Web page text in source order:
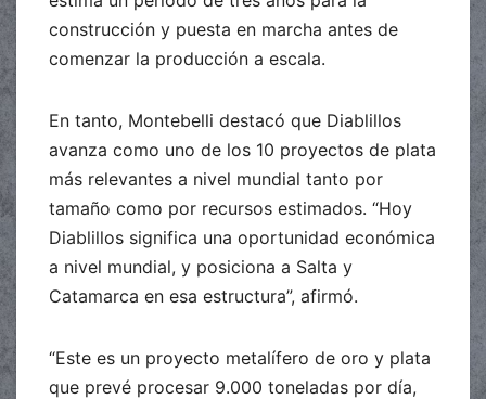
construcción y puesta en marcha antes de
comenzar la producción a escala.
En tanto, Montebelli destacó que Diablillos
avanza como uno de los 10 proyectos de plata
más relevantes a nivel mundial tanto por
tamaño como por recursos estimados. “Hoy
Diablillos significa una oportunidad económica
a nivel mundial, y posiciona a Salta y
Catamarca en esa estructura”, afirmó.
“Este es un proyecto metalífero de oro y plata
que prevé procesar 9.000 toneladas por día,